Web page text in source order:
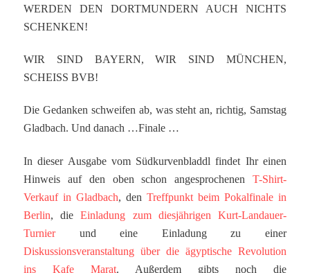
WERDEN DEN DORTMUNDERN AUCH NICHTS
SCHENKEN!
WIR SIND BAYERN, WIR SIND MÜNCHEN,
SCHEISS BVB!
Die Gedanken schweifen ab, was steht an, richtig, Samstag
Gladbach. Und danach …Finale …
In dieser Ausgabe vom Südkurvenbladdl findet Ihr einen
Hinweis auf den oben schon angesprochenen T-Shirt-
Verkauf in Gladbach, denTreffpunkt beim Pokalfinale in
Berlin, dieEinladung zum diesjährigen Kurt-Landauer-
Turnierund eine Einladung zu einer
Diskussionsveranstaltung über die ägyptische Revolution
ins Kafe Marat. Außerdem gibts noch die